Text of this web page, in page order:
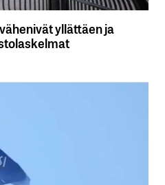
yllättäen ja